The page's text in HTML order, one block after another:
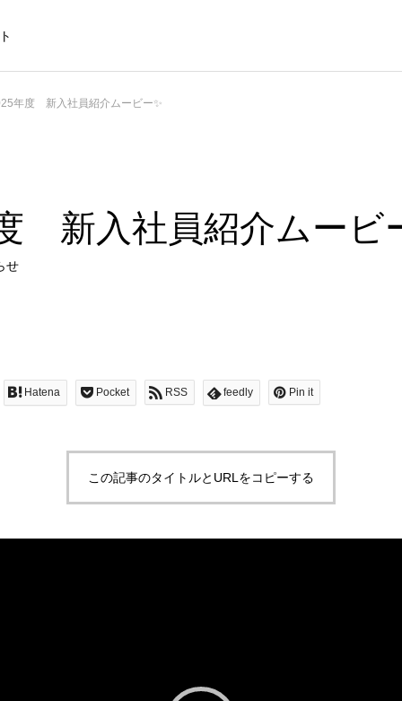
年度 新入社員紹介ムービー✨
新入社員紹介ムービ
せ
Hatena Pocket RSS feedly Pin it
この記事のタイトルとURLをコピーする